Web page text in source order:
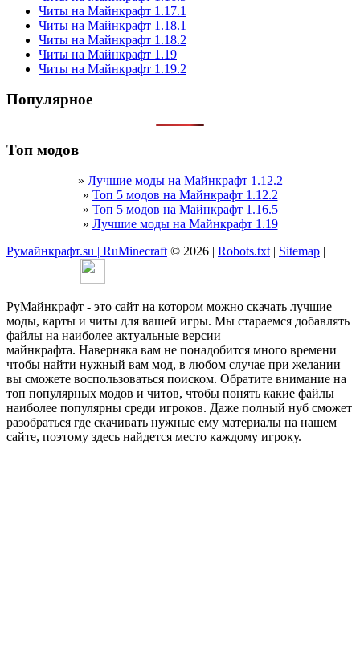
Читы на Майнкрафт 1.17.1
Читы на Майнкрафт 1.18.1
Читы на Майнкрафт 1.18.2
Читы на Майнкрафт 1.19
Читы на Майнкрафт 1.19.2
Популярное
Топ модов
» Лучшие моды на Майнкрафт 1.12.2
» Топ 5 модов на Майнкрафт 1.12.2
» Топ 5 модов на Майнкрафт 1.16.5
» Лучшие моды на Майнкрафт 1.19
Румайнкрафт.su | RuMinecraft© 2026 | Robots.txt| Sitemap |
РуМайнкрафт - это сайт на котором можно скачать лучшие
моды, карты и читы для вашей игры. Мы стараемся добавлять
файлы на наиболее актуальные версии
майнкрафта. Наверняка вам не понадобится много времени
чтобы найти нужный вам мод, в любом случае при желании
вы сможете воспользоваться поиском. Обратите внимание на
топ популярных модов и читов, чтобы понять какие файлы
наиболее популярны среди игроков. Даже полный нуб сможет
разобраться где скачивать нужные ему материалы на нашем
сайте, поэтому здесь найдется место каждому игроку.